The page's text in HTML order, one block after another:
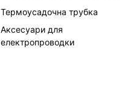
Термоусадочна трубка
Аксесуари для
електропроводки